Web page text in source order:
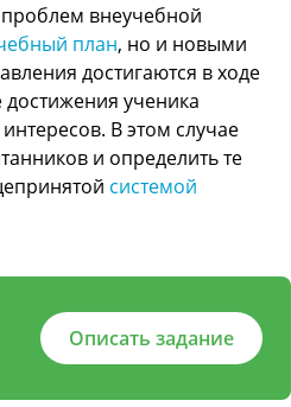
внеучебной
план, но и новыми
достигаются в ходе
ученика
В этом случае
и определить те
системой
Описать задание